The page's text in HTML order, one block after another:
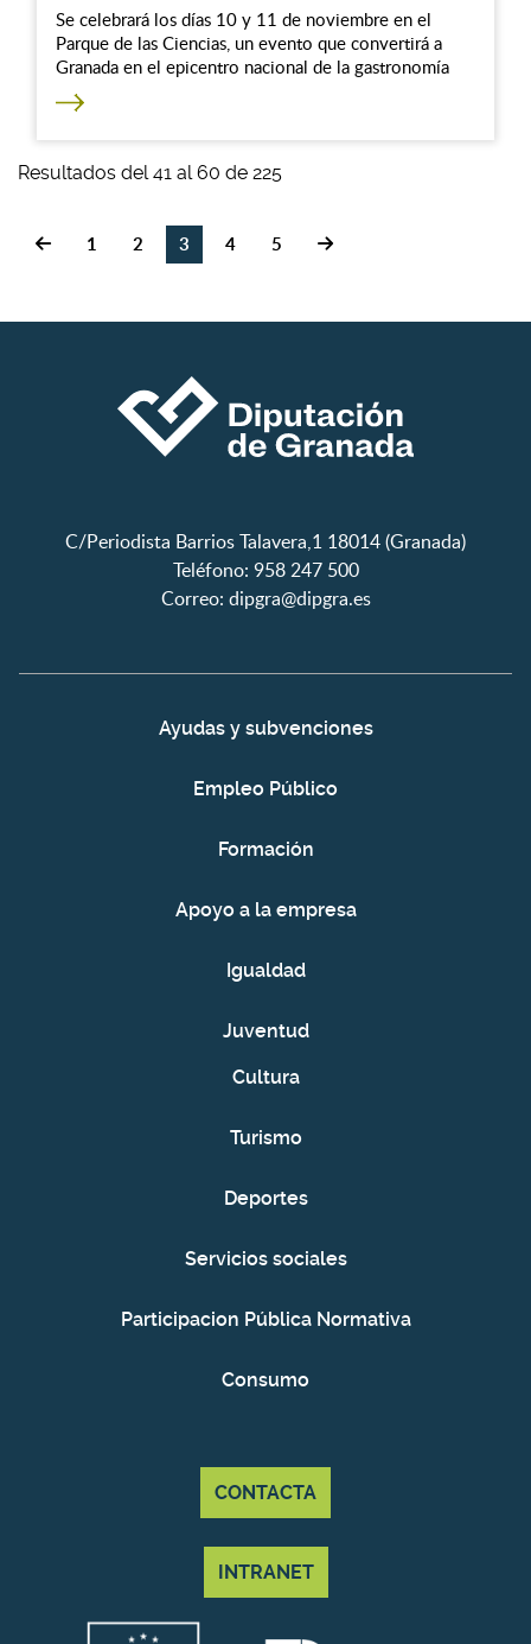
Se celebrará los días 10 y 11 de noviembre en el
Parque de las Ciencias, un evento que convertirá a
Granada en el epicentro nacional de la gastronomía
Resultados del 41 al 60 de 225
1 2 3 4 5
C/Periodista Barrios Talavera,1 18014 (Granada)
Teléfono: 958 247 500
Correo: dipgra@dipgra.es
Ayudas y subvenciones
Empleo Público
Formación
Apoyo a la empresa
Igualdad
Juventud
Cultura
Turismo
Deportes
Servicios sociales
Participacion Pública Normativa
Consumo
CONTACTA
INTRANET